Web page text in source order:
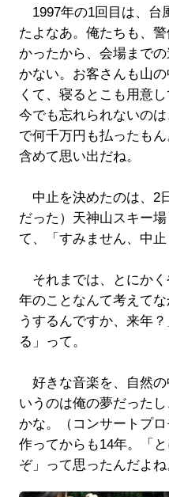
1997年の1回目は、台
たよなあ。俺たちも、
かったから、会場まで
かない。お客さんも山
くて、寝るとこも用意
今でも忘れられないの
で何千万円も払ったも
含めて思い出だね。
中止を決めたのは、2
だった）天神山スキー
て、「すみません、中止
それまでは、とにかく
年のことなんて考えて
うするんですか、来年
る」って。
好きな音楽を、自然の
いうのは俺の夢だった
かな。（コンサートプ
作ってからも14年。「
ぞ」って思ったんだよね